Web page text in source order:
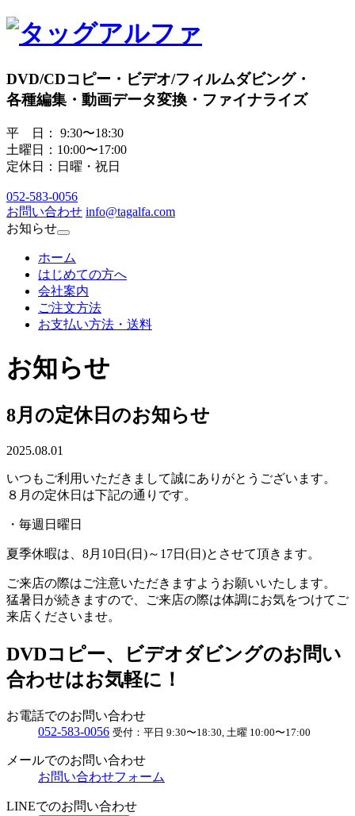
DVD/CDコピー・ビデオ/フィルムダビング・
各種編集・動画データ変換・ファイナライズ
平 日： 9:30〜18:30
土曜日：10:00〜17:00
定休日：日曜・祝日
052-583-0056
お問い合わせ info@tagalfa.com
お知らせ
ホーム
はじめての方へ
会社案内
ご注文方法
お支払い方法・送料
お知らせ
8月の定休日のお知らせ
2025.08.01
いつもご利用いただきまして誠にありがとうございます。
８月の定休日は下記の通りです。
・毎週日曜日
夏季休暇は、8月10日(日)～17日(日)とさせて頂きます。
ご来店の際はご注意いただきますようお願いいたします。
猛暑日が続きますので、ご来店の際は体調にお気をつけてご
来店くださいませ。
DVDコピー、ビデオダビングのお問い
合わせはお気軽に！
お電話でのお問い合わせ
052-583-0056 受付： 平日 9:30〜18:30, 土曜 10:00〜17:00
メールでのお問い合わせ
お問い合わせフォーム
LINEでのお問い合わせ